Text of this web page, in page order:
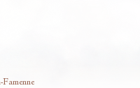
Famenne